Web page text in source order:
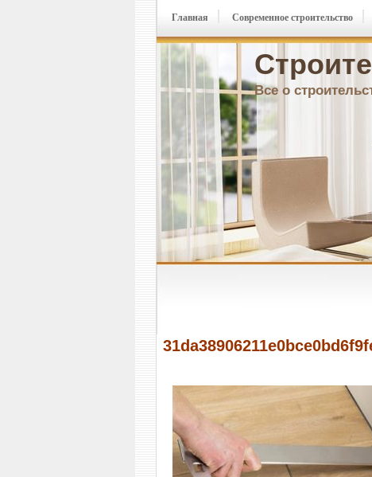
Все о
Главная Современное строительство